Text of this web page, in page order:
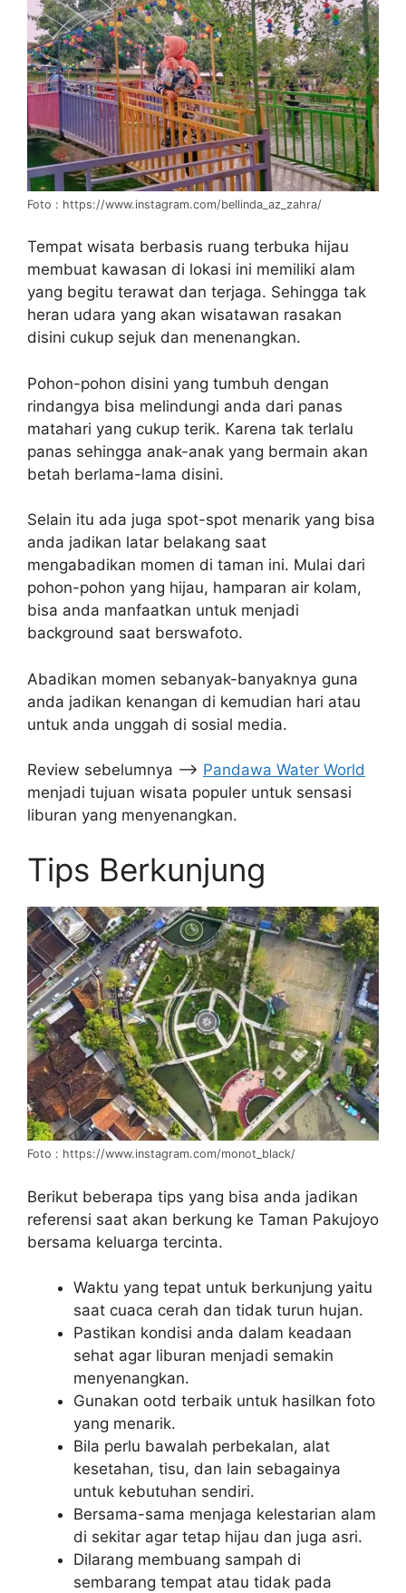
Foto : https://www.instagram.com/bellinda_az_zahra/
Tempat wisata berbasis ruang terbuka hijau
membuat kawasan di lokasi ini memiliki alam
yang begitu terawat dan terjaga. Sehingga tak
heran udara yang akan wisatawan rasakan
disini cukup sejuk dan menenangkan.
Pohon-pohon disini yang tumbuh dengan
rindangya bisa melindungi anda dari panas
matahari yang cukup terik. Karena tak terlalu
panas sehingga anak-anak yang bermain akan
betah berlama-lama disini.
Selain itu ada juga spot-spot menarik yang bisa
anda jadikan latar belakang saat
mengabadikan momen di taman ini. Mulai dari
pohon-pohon yang hijau, hamparan air kolam,
bisa anda manfaatkan untuk menjadi
background saat berswafoto.
Abadikan momen sebanyak-banyaknya guna
anda jadikan kenangan di kemudian hari atau
untuk anda unggah di sosial media.
Review sebelumnya –> Pandawa Water World
menjadi tujuan wisata populer untuk sensasi
liburan yang menyenangkan.
Tips Berkunjung
Foto : https://www.instagram.com/monot_black/
Berikut beberapa tips yang bisa anda jadikan
referensi saat akan berkung ke Taman Pakujoyo
bersama keluarga tercinta.
Waktu yang tepat untuk berkunjung yaitu
saat cuaca cerah dan tidak turun hujan.
Pastikan kondisi anda dalam keadaan
sehat agar liburan menjadi semakin
menyenangkan.
Gunakan ootd terbaik untuk hasilkan foto
yang menarik.
Bila perlu bawalah perbekalan, alat
kesetahan, tisu, dan lain sebagainya
untuk kebutuhan sendiri.
Bersama-sama menjaga kelestarian alam
di sekitar agar tetap hijau dan juga asri.
Dilarang membuang sampah di
sembarang tempat atau tidak pada